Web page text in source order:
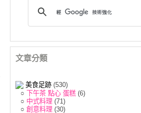
文章分類
美食足跡 (530)
○
下午茶 點心 蛋糕 (6)
○ 中式料理 (71)
○ 創意料理 (30)